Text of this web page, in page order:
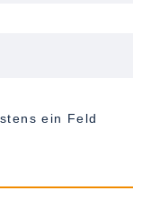
ein Feld